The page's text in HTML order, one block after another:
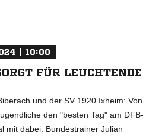
| 10:00
FÜR LEUCHTENDE
und der SV 1920 Ixheim: Von
den "besten Tag" am DFB-
mit dabei: Bundestrainer Julian